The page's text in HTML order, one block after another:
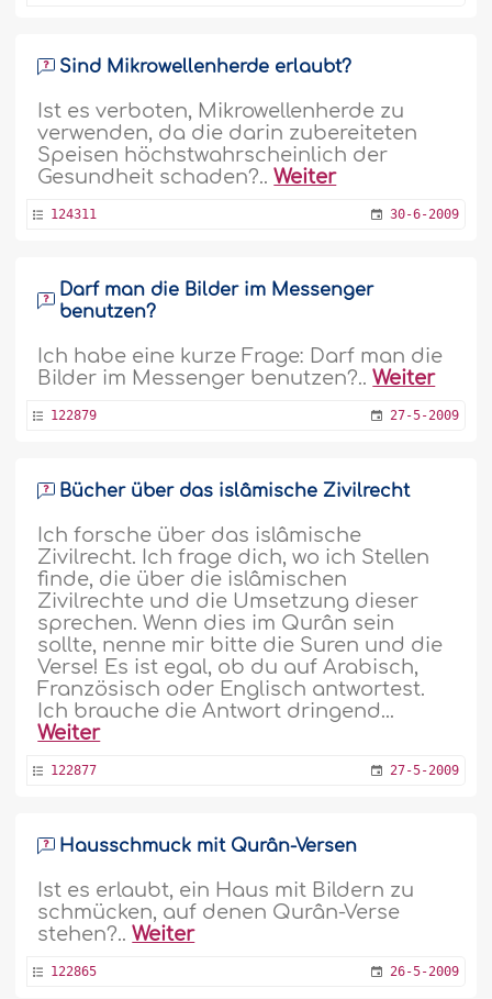
Sind Mikrowellenherde erlaubt?
Ist es verboten, Mikrowellenherde zu
verwenden, da die darin zubereiteten
Speisen höchstwahrscheinlich der
Gesundheit schaden?..Weiter
124311 30-6-2009
Darf man die Bilder im Messenger
benutzen?
Ich habe eine kurze Frage: Darf man die
Bilder im Messenger benutzen?..Weiter
122879 27-5-2009
Bücher über das islâmische Zivilrecht
Ich forsche über das islâmische
Zivilrecht. Ich frage dich, wo ich Stellen
finde, die über die islâmischen
Zivilrechte und die Umsetzung dieser
sprechen. Wenn dies im Qurân sein
sollte, nenne mir bitte die Suren und die
Verse! Es ist egal, ob du auf Arabisch,
Französisch oder Englisch antwortest.
Ich brauche die Antwort dringend...
Weiter
122877 27-5-2009
Hausschmuck mit Qurân-Versen
Ist es erlaubt, ein Haus mit Bildern zu
schmücken, auf denen Qurân-Verse
stehen?..Weiter
122865 26-5-2009